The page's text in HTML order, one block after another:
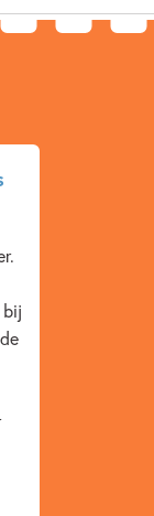
bij